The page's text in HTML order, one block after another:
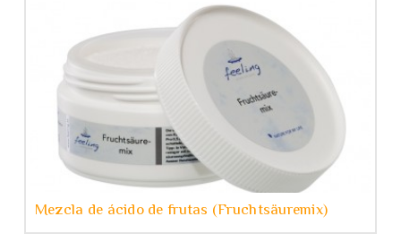
Mezcla de ácido de frutas (Fruchtsäuremix)